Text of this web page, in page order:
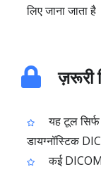
लिए जाना जाता है
ज़रूरी
यह टूल
डायग्नॉस्टिक
कई